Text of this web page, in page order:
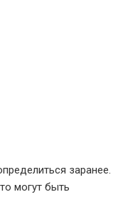
заранее.
могут быть